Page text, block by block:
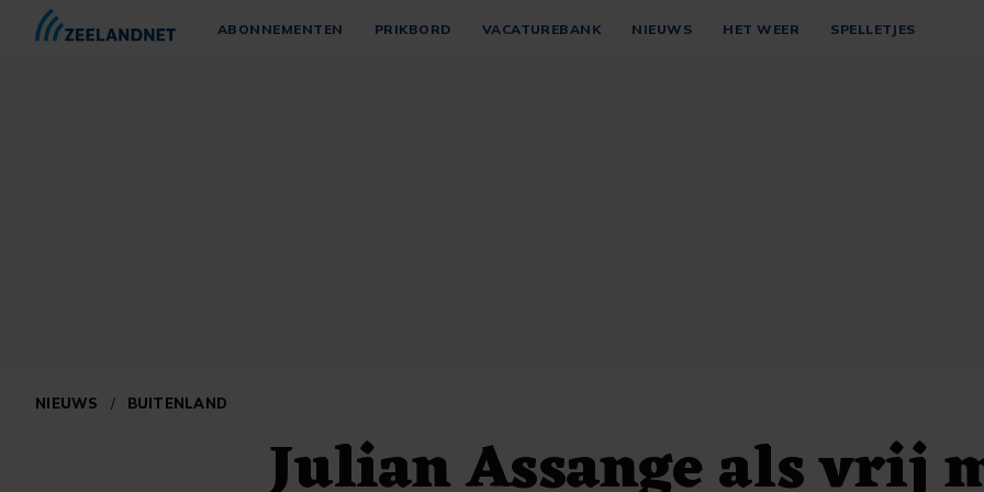
ABONNEMENTEN PRIKBORD VACATUREBANK NIEUWS HET WEER SPELLETJES
NIEUWS / BUITENLAND